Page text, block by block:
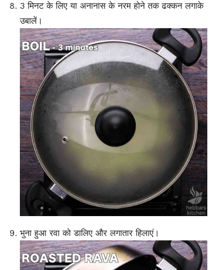
3 मिनट के लिए या अनानास के नरम होने तक ढक्कन लगाके
उबालें।
भुना हुआ रवा को डालिए और लगातार हिलाएं।